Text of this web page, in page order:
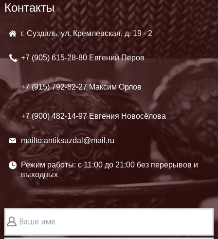
Контакты
г. Суздаль, ул. Кремлевская, д. 19 - 2
+7 (905)615-28-80 Евгений Перов
+7 (915)792-82-27 Максим Орлов
+7 (900)482-14-97 Евгения Новосёлова
mailto:antiksuzdal@mail.ru
Режим работы: c 11:00 до 21:00 без перерывов и
выходных
Ваше имя